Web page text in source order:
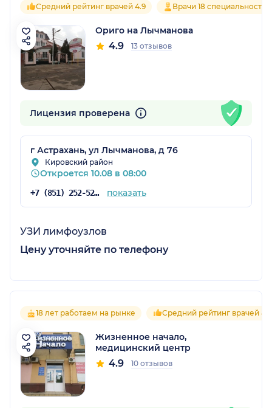
Средний рейтинг врачей 4.9 Врачи 18 специальностей
Ориго на Лычманова
4.9 13 отзывов
Лицензия проверена
г Астрахань, ул Лычманова, д 76
Кировский район
Откроется 10.08 в 08:00
+7 (851) 252-52-22 показать
УЗИ лимфоузлов
Цену уточняйте по телефону
18 лет работаем на рынке Средний рейтинг врачей 4.9
Жизненное начало,
медицинский центр
4.9 10 отзывов